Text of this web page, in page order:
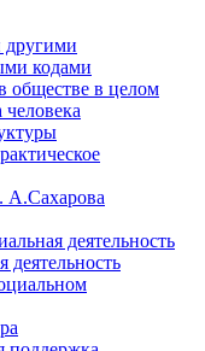
кодами
обществе в целом
человека
А.Сахарова
деятельность
деятельность